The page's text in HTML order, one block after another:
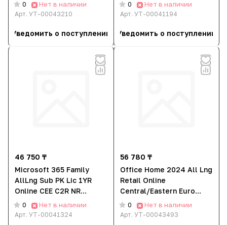
0 Нет в наличии
Арт. УТ-00043210
Уведомить о поступлении
New (65324059BA01A12)
0 Нет в наличии
Арт. УТ-00041194
Уведомить о поступлении
46 750 ₸
Microsoft 365 Family
AllLng Sub PK Lic 1YR
Online CEE C2R NR
(Электронный ключ)
EP2-36891 (услуга)
0 Нет в наличии
Арт. УТ-00041324
56 780 ₸
Office Home 2024 All Lng
Retail Online
Central/Eastern Euro
Only Dwn EP2-06797 Эл.
ключ (Услуга)
0 Нет в наличии
Арт. УТ-00043493